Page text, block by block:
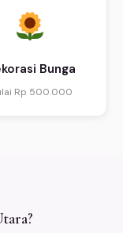
Bunga
Rp 500.000